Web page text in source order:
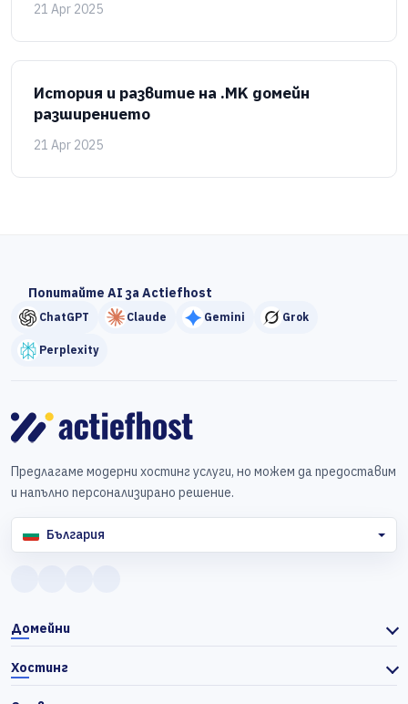
21 Apr 2025
История и развитие на .MK домейн
разширението
21 Apr 2025
Попитайте AI за Actiefhost
ChatGPT Claude Gemini Grok
Perplexity
Предлагаме модерни хостинг услуги, но можем да предоставим
и напълно персонализирано решение.
България
Домейни
Хостинг